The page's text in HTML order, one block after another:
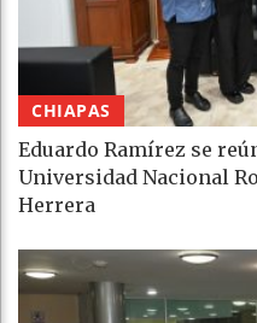
CHIAPAS
Eduardo Ramírez se
Universidad Nacional
Herrera